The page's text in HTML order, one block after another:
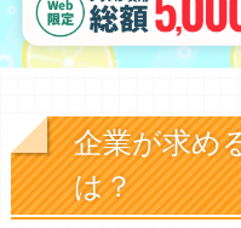
企業が求め
は？